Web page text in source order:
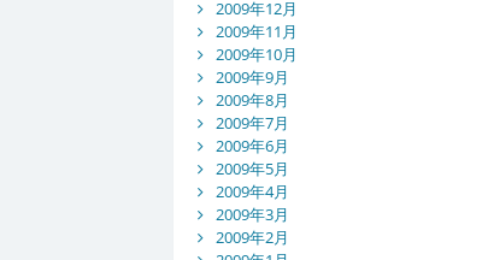
2009年12月
2009年11月
2009年10月
2009年9月
2009年8月
2009年7月
2009年6月
2009年5月
2009年4月
2009年3月
2009年2月